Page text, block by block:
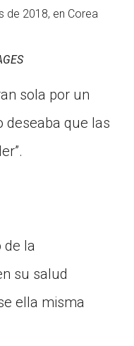
de 2018, en Corea
sola por un
deseaba que las
de la
su salud
ella misma